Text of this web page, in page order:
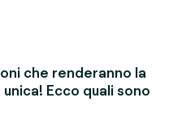
che renderanno la
Ecco quali sono